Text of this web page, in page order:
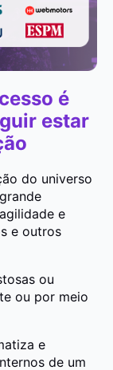
é
estar
do universo
e
e outros
ou
ou por meio
e
de um